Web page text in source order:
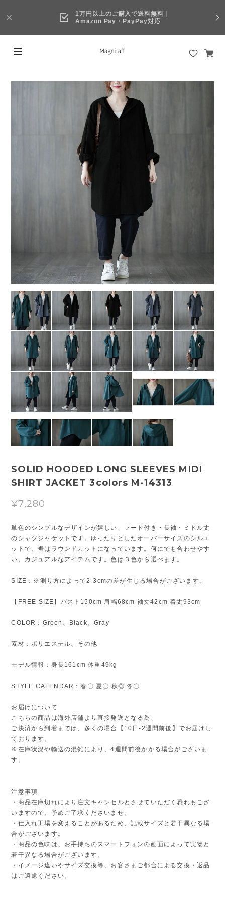
1万円以上のご購入で送料無料｜
Amazon Pay・PayPay対応
SOLID HOODED LONG SLEEVES MIDI
SHIRT JACKET 3colors M-14313
¥7,280
単色のシンプルなデザインが嬉しい、フード付き・長袖・ミドル丈
のシャツジャケットです。ゆったりとしたオーバーサイズのシルエ
ットで、裾はラウンドカットになっています。何にでも合わせやす
い、カジュアルなアイテムです。色は３色から選べます。
SIZE：※測り方によって2-3cmの差が生じる場合がございます。
【FREE SIZE】バスト150cm 肩幅68cm 袖丈42cm 着丈93cm
COLOR：Green、Black、Gray
素材：ポリエステル、その他
モデル情報：身長161cm 体重49kg
STYLE CALENDAR：春〇 夏〇 秋◎ 冬〇
お届けについて
こちらの商品は海外店舗より直接発送となる為、
ご決済から到着までは、多くの場合【10日-2週間前後】でお届けし
ております。
※在庫状況や輸送の混雑により、4週間前後かかる場合がございま
す。
注意事項
・商品在庫切れにより注文キャンセルとさせていただく恐れもござ
いますので、予めご了承くださいませ。
・仕入れ工場を変えることがあるため、記載サイズと若干異なる場
合がございます。
・商品の色味は、お手持ちのスマートフォンの画面によって実物と
若干異なる場合がございます。
・イメージ違いやサイズ交換等、お客さまご都合による交換・返品
はご遠慮ください。